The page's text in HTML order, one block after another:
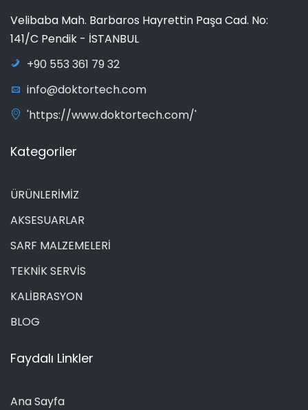
Velibaba Mah. Barbaros Hayrettin Paşa Cad. No:
141/C Pendik - İSTANBUL
+90 553 361 79 32
info@doktortech.com
'https://www.doktortech.com/'
Kategoriler
ÜRÜNLERİMİZ
AKSESUARLAR
SARF MALZEMELERİ
TEKNİK SERVİS
KALİBRASYON
BLOG
Faydalı Linkler
Ana Sayfa